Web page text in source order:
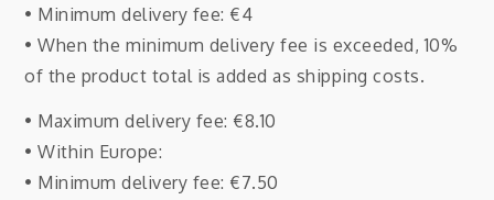
• Minimum delivery fee: €4
• When the minimum delivery fee is exceeded, 10%
of the product total is added as shipping costs.
• Maximum delivery fee: €8.10
• Within Europe:
• Minimum delivery fee: €7.50